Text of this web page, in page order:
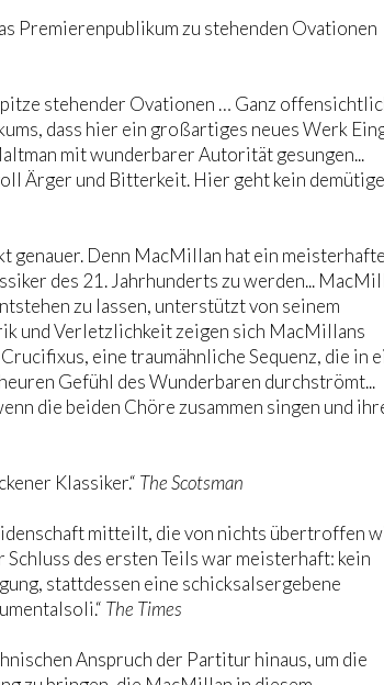
Premierenpublikum zu stehenden Ovationen
stehender Ovationen … Ganz
dass hier ein großartiges neues Werk
mit wunderbarer Autorität gesungen...
Ärger und Bitterkeit. Hier geht kein
genauer. Denn MacMillan hat ein
des 21. Jahrhunderts zu werden...
zu lassen, unterstützt von seinem
und Verletzlichkeit zeigen sich MacMillans
Crucifixus, eine traumähnliche Sequenz, die in
Gefühl des Wunderbaren durchströmt...
die beiden Chöre zusammen singen und
Klassiker.“ The Scotsman
mitteilt, die von nichts übertroffen
des ersten Teils war meisterhaft: kein
stattdessen eine schicksalsergebene
The Times
Anspruch der Partitur hinaus, um die